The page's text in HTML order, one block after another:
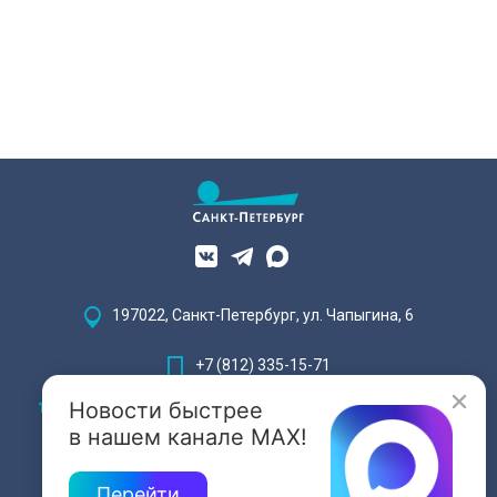
Новости быстрее
в нашем канале MAX!
197022, Санкт-Петербург, ул. Чапыгина, 6
+7 (812) 335-15-71
Внимание! Отдельные видеоматериалы, размещенные на настоящем
сайте, могут содержать информацию, предназначенную для лиц,
достигших 18 лет.